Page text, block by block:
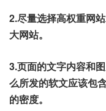
2.尽量选择高权重网
大网站。
3.页面的文字内容和
么所发的软文应该包
的密度。